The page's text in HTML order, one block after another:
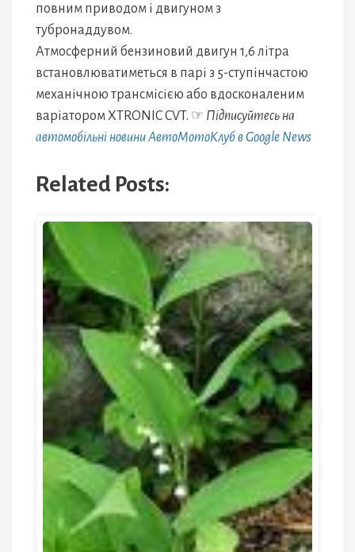
повним приводом і двигуном з
тубронаддувом.
Атмосферний бензиновий двигун 1,6 літра
встановлюватиметься в парі з 5-ступінчастою
механічною трансмісією або вдосконаленим
варіатором XTRONIC CVT. ☞ Підписуйтесь на
автомобільні новини АвтоМотоКлуб в Google News
Related Posts: